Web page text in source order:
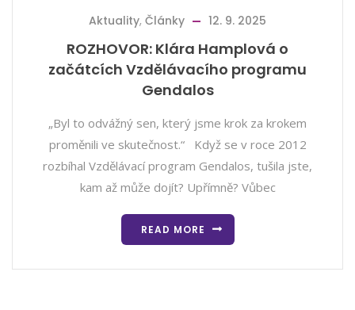
Aktuality, Články 12. 9. 2025
ROZHOVOR: Klára Hamplová o
začátcích Vzdělávacího programu
Gendalos
„Byl to odvážný sen, který jsme krok za krokem
proměnili ve skutečnost.“ Když se v roce 2012
rozbíhal Vzdělávací program Gendalos, tušila jste,
kam až může dojít? Upřímně? Vůbec
READ MORE